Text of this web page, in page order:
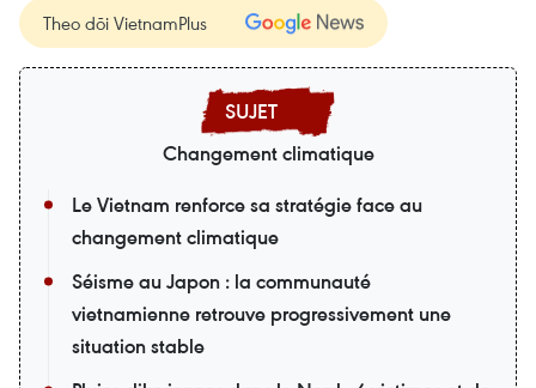
Theo dõi VietnamPlus
Changement climatique
Le Vietnam renforce sa stratégie face au
changement climatique
Séisme au Japon : la communauté
vietnamienne retrouve progressivement une
situation stable